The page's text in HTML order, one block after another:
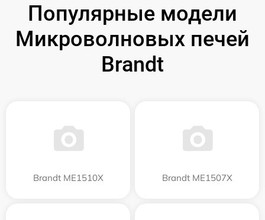
Популярные модели
Микроволновых печей
Brandt
Brandt ME1510X Brandt ME1507X